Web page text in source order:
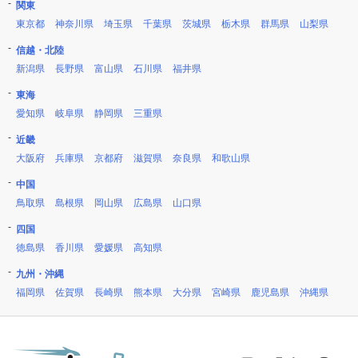
関東
東京都
神奈川県 埼玉県 千葉県 茨城県 栃木県 群馬県 山梨県
信越・北陸
新潟県
長野県 富山県 石川県 福井県
東海
愛知県
岐阜県 静岡県 三重県
近畿
大阪府
兵庫県 京都府 滋賀県 奈良県 和歌山県
中国
鳥取県
島根県 岡山県 広島県 山口県
四国
徳島県
香川県 愛媛県 高知県
九州・沖縄
福岡県
佐賀県 長崎県 熊本県 大分県 宮崎県 鹿児島県 沖縄県